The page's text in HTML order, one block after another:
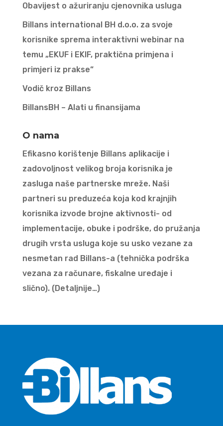
Obavijest o ažuriranju cjenovnika usluga
Billans international BH d.o.o. za svoje
korisnike sprema interaktivni webinar na
temu „EKUF i EKIF, praktična primjena i
primjeri iz prakse“
Vodič kroz Billans
BillansBH – Alati u finansijama
O nama
Efikasno korištenje Billans aplikacije i
zadovoljnost velikog broja korisnika je
zasluga naše partnerske mreže. Naši
partneri su preduzeća koja kod krajnjih
korisnika izvode brojne aktivnosti- od
implementacije, obuke i podrške, do pružanja
drugih vrsta usluga koje su usko vezane za
nesmetan rad Billans-a (tehnička podrška
vezana za računare, fiskalne uređaje i
slično). (Detaljnije…)